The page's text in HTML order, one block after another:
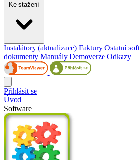
Ke stažení
Instalátory (aktualizace) Faktury Ostatní
dokumenty Manuály Demoverze Odkazy
Přihlásit se
Úvod
Software